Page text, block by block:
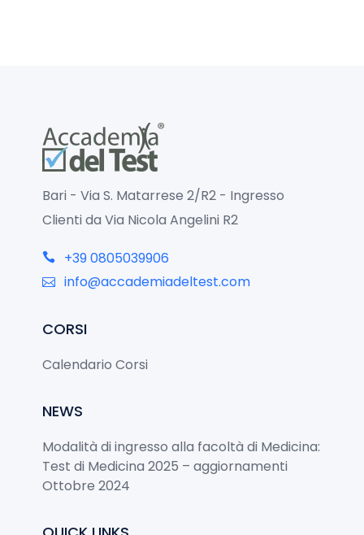
Bari - Via S. Matarrese 2/R2 - Ingresso
Clienti da Via Nicola Angelini R2
+39 0805039906
info@accademiadeltest.com
CORSI
Calendario Corsi
NEWS
Modalità di ingresso alla facoltà di Medicina:
Test di Medicina 2025 – aggiornamenti
Ottobre 2024